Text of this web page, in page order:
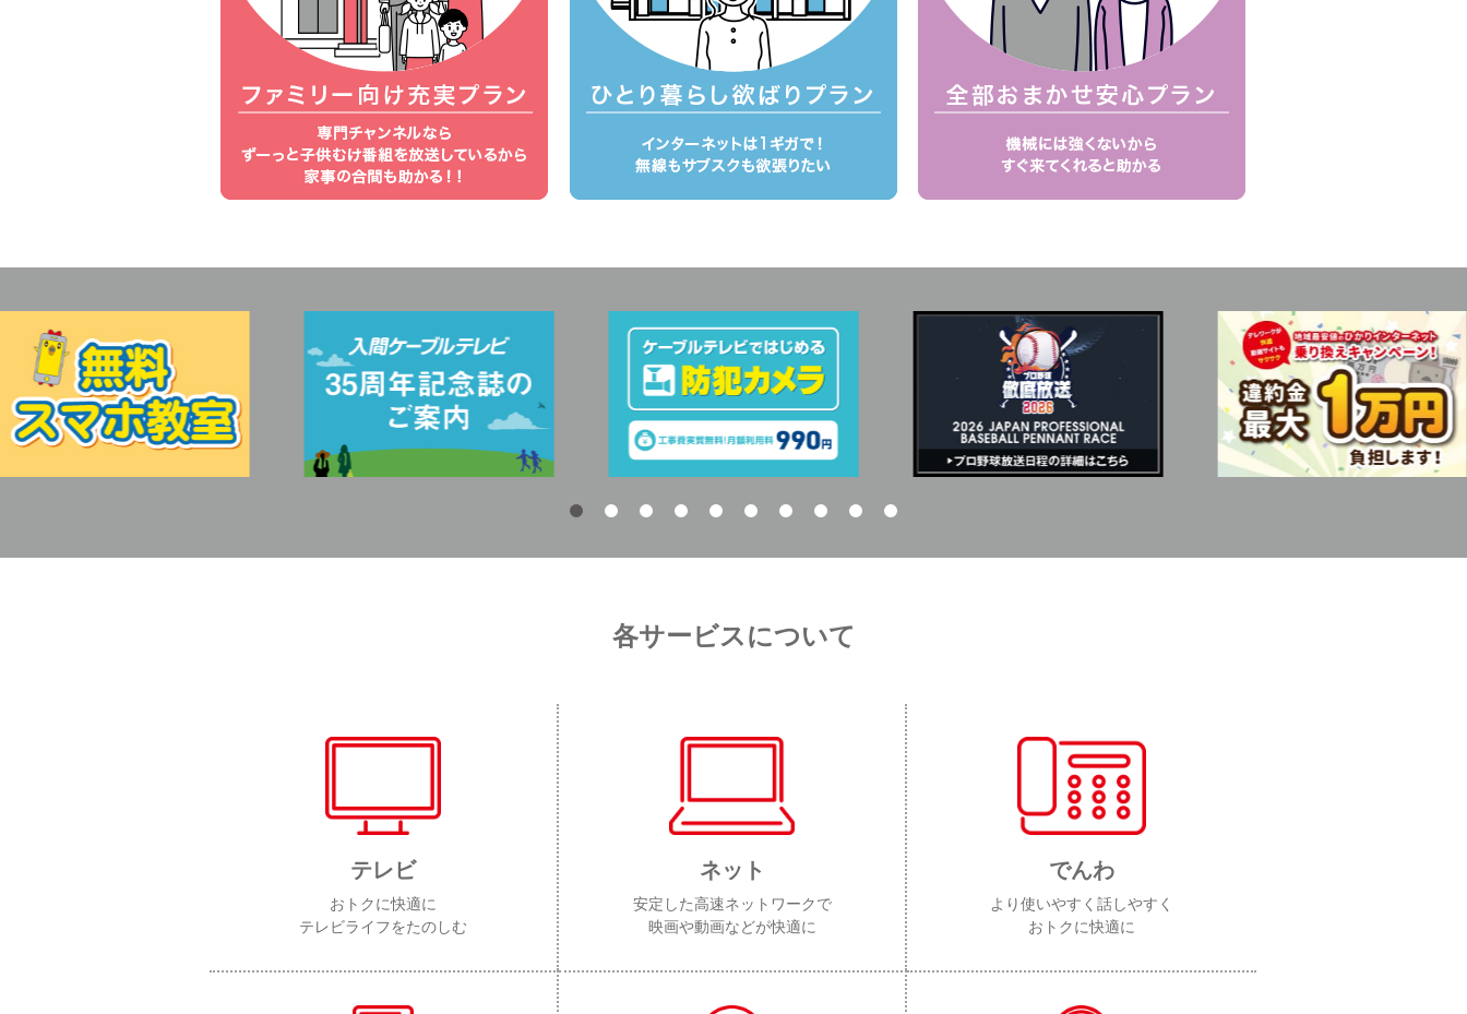
各サービスについて
テレビ
おトクに快適に
テレビライフをたのしむ
ネット
安定した高速ネットワークで
映画や動画などが快適に
でんわ
より使いやすく話しやすく
おトクに快適に